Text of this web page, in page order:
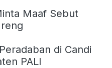
Maaf Sebut
di Candi
PALI